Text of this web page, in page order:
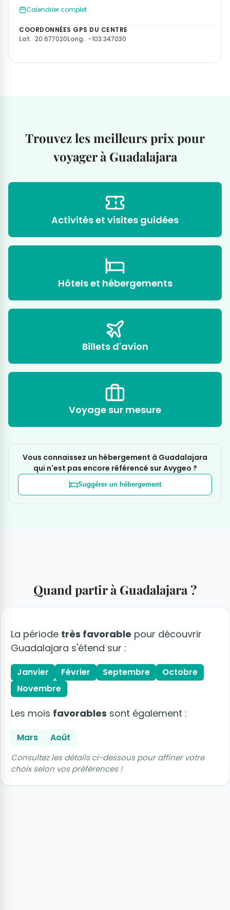
Calendrier complet
COORDONNÉES GPS DU CENTRE
Lat. 20.677020Long. -103.347030
Trouvez les meilleurs prix pour
voyager à Guadalajara
Activités et visites guidées
Hôtels et hébergements
Billets d'avion
Voyage sur mesure
Vous connaissez un hébergement à Guadalajara
qui n'est pas encore référencé sur Avygeo ?
Suggérer un hébergement
Quand partir à Guadalajara ?
La période très favorable pour découvrir
Guadalajara s'étend sur :
Janvier Février Septembre
Octobre
Novembre
Les mois favorables sont également :
Mars Août
Consultez les détails ci-dessous pour affiner votre
choix selon vos préférences !